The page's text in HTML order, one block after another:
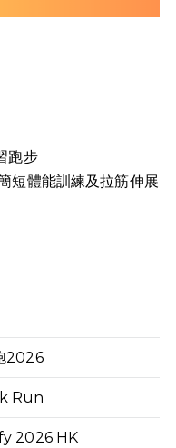
跑步
短體能訓練及拉筋伸展
2026
Run
2026 HK